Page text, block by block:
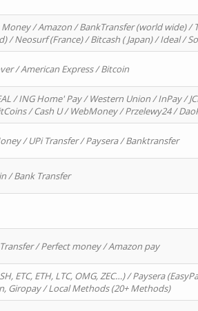
/ Amazon / BankTransfer (world wide) /
/ Neosurf (France) / Bitcash ( Japan) / Ideal /
/ American Express / Bitcoin
/ ING Home' Pay / Western Union / InPay /
/ Cash U / WebMoney / Przelewy24 /
/ UPi Transfer / Paysera / Banktransfer
/ Bank Transfer
/ Perfect money / Amazon pay
ETC, ETH, LTC, OMG, ZEC…) / Paysera
Giropay / Local Methods (20+ Methods)